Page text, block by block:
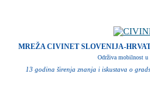
MREŽA CIVINET SLOVENIJA-
Održiva mobilnost u
13 godina širenja znanja i iskustava o